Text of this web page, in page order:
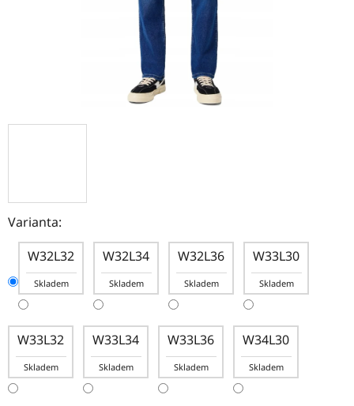
Varianta:
W32L32
Skladem
W32L34
Skladem
W32L36
Skladem
W33L30
Skladem
W33L32
Skladem
W33L34
Skladem
W33L36
Skladem
W34L30
Skladem